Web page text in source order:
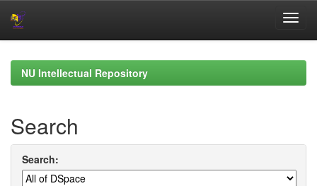
navigationNU Intellectual Repository
Search
Search: